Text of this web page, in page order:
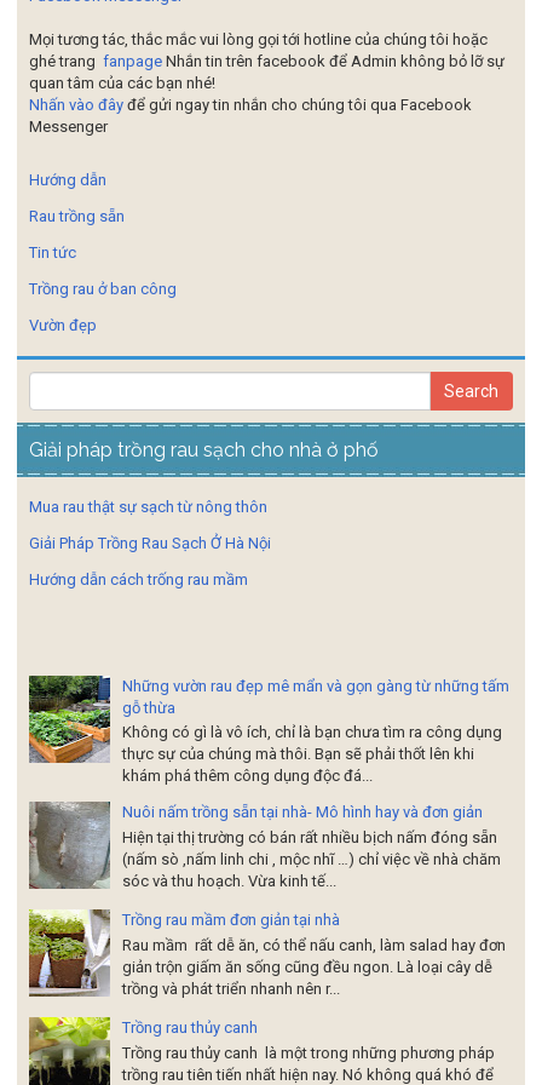
Mọi tương tác, thắc mắc vui lòng gọi tới hotline của chúng tôi hoặc
ghé trang fanpage Nhắn tin trên facebook để Admin không bỏ lỡ sự
quan tâm của các bạn nhé!
Nhấn vào đây để gửi ngay tin nhắn cho chúng tôi qua Facebook
Messenger
Hướng dẫn
Rau trồng sẵn
Tin tức
Trồng rau ở ban công
Vườn đẹp
Giải pháp trồng rau sạch cho nhà ở phố
Mua rau thật sự sạch từ nông thôn
Giải Pháp Trồng Rau Sạch Ở Hà Nội
Hướng dẫn cách trống rau mầm
Những vườn rau đẹp mê mẩn và gọn gàng từ những tấm
gỗ thừa
Không có gì là vô ích, chỉ là bạn chưa tìm ra công dụng
thực sự của chúng mà thôi. Bạn sẽ phải thốt lên khi
khám phá thêm công dụng độc đá...
Nuôi nấm trồng sẵn tại nhà- Mô hình hay và đơn giản
Hiện tại thị trường có bán rất nhiều bịch nấm đóng sẵn
(nấm sò ,nấm linh chi , mộc nhĩ …) chỉ việc về nhà chăm
sóc và thu hoạch. Vừa kinh tế...
Trồng rau mầm đơn giản tại nhà
Rau mầm rất dễ ăn, có thể nấu canh, làm salad hay đơn
giản trộn giấm ăn sống cũng đều ngon. Là loại cây dễ
trồng và phát triển nhanh nên r...
Trồng rau thủy canh
Trồng rau thủy canh là một trong những phương pháp
trồng rau tiên tiến nhất hiện nay. Nó không quá khó để